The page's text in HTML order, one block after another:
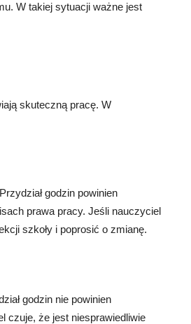
W takiej sytuacji ważne jest
skuteczną pracę. W
godzin powinien
prawa pracy. Jeśli nauczyciel
szkoły i poprosić o zmianę.
godzin nie powinien
czuje, że jest niesprawiedliwie